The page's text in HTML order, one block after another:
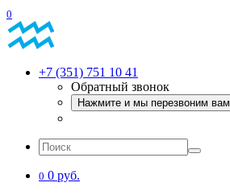
0
+7 (351) 751 10 41
Обратный звонок
Нажмите и мы перезвоним вам
0 0 руб.